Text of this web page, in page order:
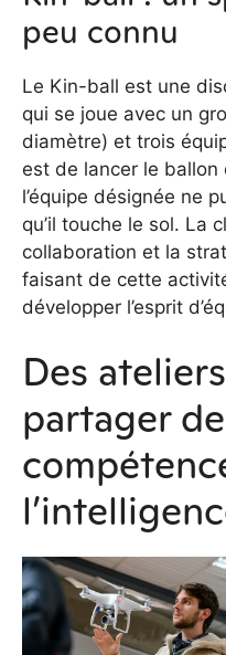
peu connu
Le Kin-ball est une
qui se joue avec un
diamètre) et trois
est de lancer le ballon
l’équipe désignée ne
qu’il touche le sol. La
collaboration et la
faisant de cette
développer l’esprit
Des
partager